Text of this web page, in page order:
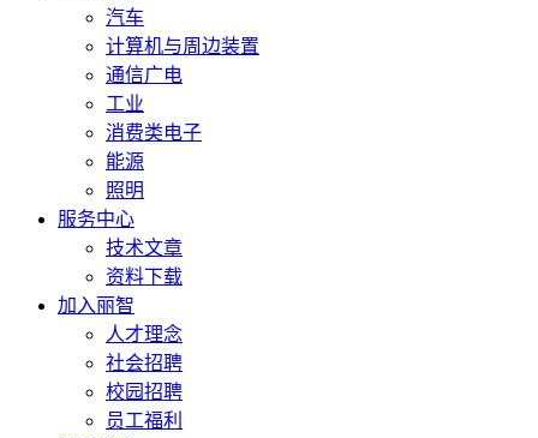
汽车
计算机与周边装置
通信广电
工业
消费类电子
能源
照明
服务中心
技术文章
资料下载
加入丽智
人才理念
社会招聘
校园招聘
员工福利